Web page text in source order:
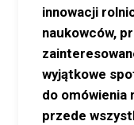
innowacji
naukowców,
wyjątkowe
do omówienia
przede